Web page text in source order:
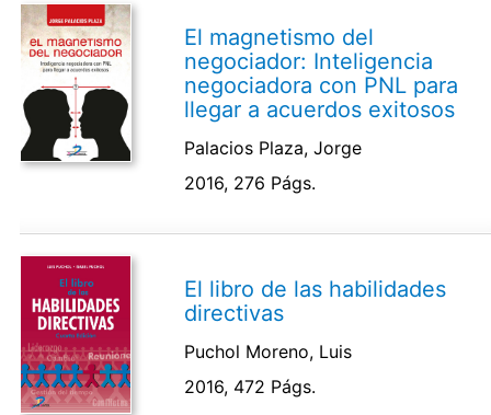
El magnetismo del
negociador: Inteligencia
negociadora con PNL para
llegar a acuerdos exitosos
Palacios Plaza, Jorge
2016, 276 Págs.
El libro de las habilidades
directivas
Puchol Moreno, Luis
2016, 472 Págs.